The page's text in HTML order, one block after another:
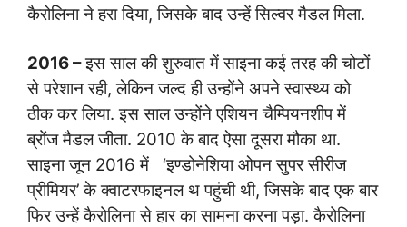
कैरोलिना ने हरा दिया, जिसके बाद उन्हें सिल्वर मैडल मिला.
2016 –इस साल की शुरुवात में साइना कई तरह की चोटों
से परेशान रही, लेकिन जल्द ही उन्होंने अपने स्वास्थ्य को
ठीक कर लिया. इस साल उन्होंने एशियन चैम्पियनशीप में
ब्रोंज मैडल जीता. 2010 के बाद ऐसा दूसरा मौका था.
साइना जून 2016 में ‘इण्डोनेशिया ओपन सुपर सीरीज
प्रीमियर’ के क्वाटरफाइनल थ पहुंची थी, जिसके बाद एक बार
फिर उन्हें कैरोलिना से हार का सामना करना पड़ा. कैरोलिना